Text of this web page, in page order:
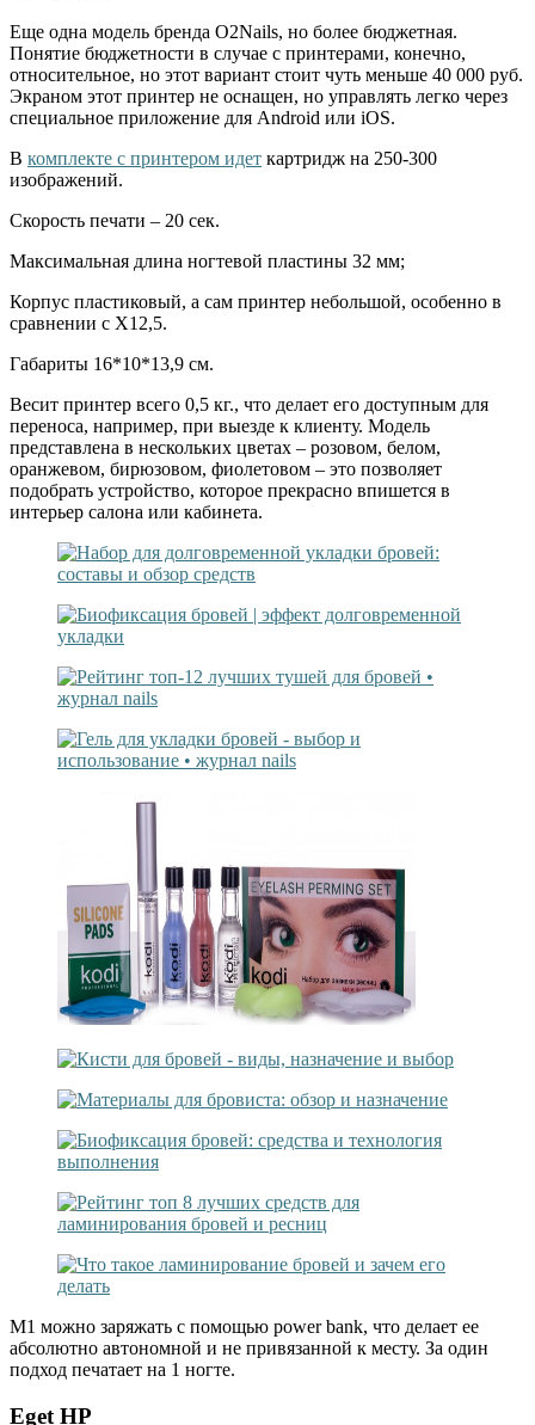
Еще одна модель бренда O2Nails, но более бюджетная.
Понятие бюджетности в случае с принтерами, конечно,
относительное, но этот вариант стоит чуть меньше 40 000 руб.
Экраном этот принтер не оснащен, но управлять легко через
специальное приложение для Android или iOS.
В комплекте с принтером идет картридж на 250-300
изображений.
Скорость печати – 20 сек.
Максимальная длина ногтевой пластины 32 мм;
Корпус пластиковый, а сам принтер небольшой, особенно в
сравнении с X12,5.
Габариты 16*10*13,9 см.
Весит принтер всего 0,5 кг., что делает его доступным для
переноса, например, при выезде к клиенту. Модель
представлена в нескольких цветах – розовом, белом,
оранжевом, бирюзовом, фиолетовом – это позволяет
подобрать устройство, которое прекрасно впишется в
интерьер салона или кабинета.
M1 можно заряжать с помощью power bank, что делает ее
абсолютно автономной и не привязанной к месту. За один
подход печатает на 1 ногте.
Eget HP